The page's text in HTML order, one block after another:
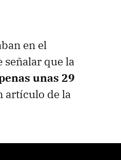
en el
señalar que la
unas 29
artículo de la